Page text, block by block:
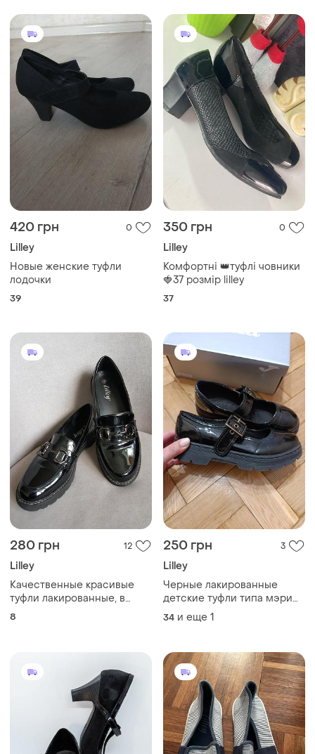
420 грн 0
Lilley
Новые женские туфли
лодочки
39
350 грн 0
Lilley
Комфортні 👑туфлі човники
🍓37 розмір lilley
37
280 грн 12
Lilley
Качественные красивые
туфли лакированные, в
отличном состоянии, длина
подошва 2см, каблук 3см
8
250 грн 3
Lilley
Черные лакированные
детские туфли типа мэри
джейн на массивной
подошве, цветущие туфли
стильные
34 и еще 1